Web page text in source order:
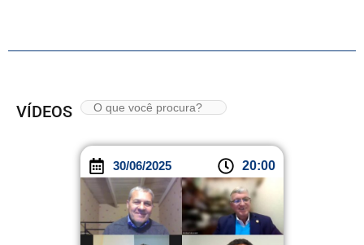
VÍDEOS
30/06/2025 20:00